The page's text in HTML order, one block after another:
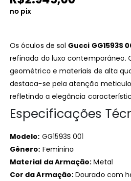
no pix
Os óculos de sol Gucci GG1593S
refinada do luxo contemporâneo.
geométrico e materiais de alta
destaca-se pela atenção
refletindo a elegância
Especificações
Modelo: GG1593S 001
Gênero: Feminino
Material da Armação: Metal
Cor da Armação: Dourado com